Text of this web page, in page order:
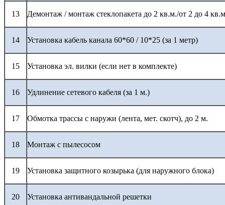
13 Демонтаж / монтаж стеклопакета до 2 кв.м./от 2 до 4
14 Установка кабель канала 60*60 / 10*25 (за 1 метр)
15 Установка эл. вилки (если нет в комплекте)
16 Удлинение сетевого кабеля (за 1 м.)
17 Обмотка трассы с наружи (лента, мет. скотч), до 2 м.
18 Монтаж с пылесосом
19 Установка защитного козырька (для наружного блока)
20 Установка антивандальной решетки